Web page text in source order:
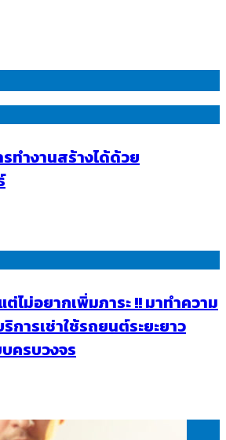
ทำงานสร้างได้ด้วย
ไม่อยากเพิ่มภาระ !! มาทำความ
การเช่าใช้รถยนต์ระยะยาว
ครบวงจร